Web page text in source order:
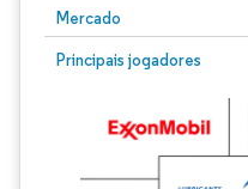
Mercado
Principais jogadores
Imagem © Mordor Intelligence.